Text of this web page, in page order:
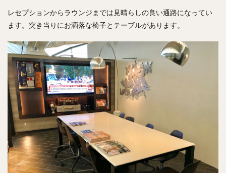
レセプションからラウンジまでは見晴らしの良い通路になってい
ます。突き当りにお洒落な椅子とテーブルがあります。